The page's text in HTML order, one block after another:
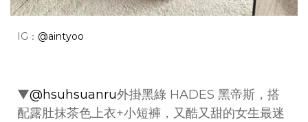
IG： @aintyoo
▼@hsuhsuanru外掛黑綠 HADES 黑帝斯，搭
配露肚抹茶色上衣+小短褲，又酷又甜的女生最迷